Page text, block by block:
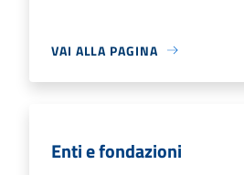
VAI ALLA PAGINA
Enti e fondazioni